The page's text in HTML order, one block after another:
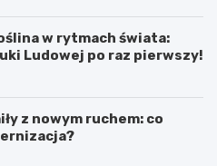
w rytmach świata:
Ludowej po raz pierwszy!
z nowym ruchem: co